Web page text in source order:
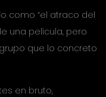
como “el atraco del
una película, pero
que lo concreto
en bruto,